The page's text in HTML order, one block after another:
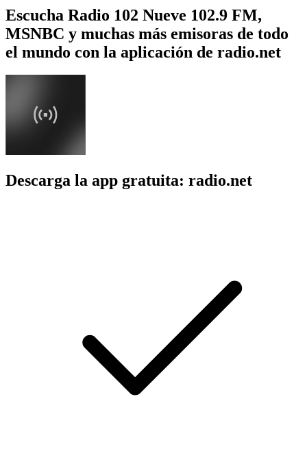
Escucha Radio 102 Nueve 102.9 FM,
MSNBC y muchas más emisoras de todo
el mundo con la aplicación de radio.net
Descarga la app gratuita: radio.net